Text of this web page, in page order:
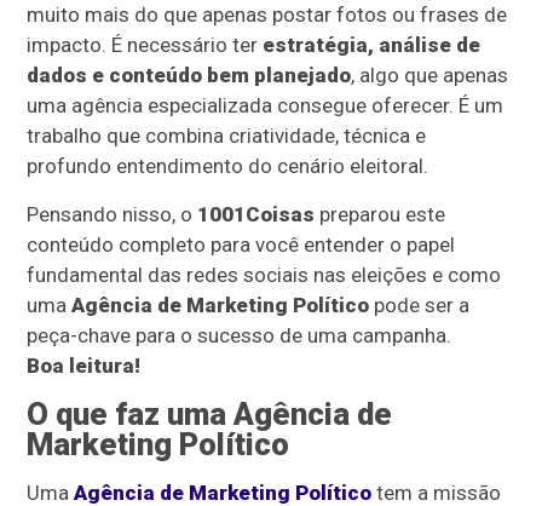
muito mais do que apenas postar fotos ou frases de
impacto. É necessário ter estratégia, análise de
dados e conteúdo bem planejado, algo que apenas
uma agência especializada consegue oferecer. É um
trabalho que combina criatividade, técnica e
profundo entendimento do cenário eleitoral.
Pensando nisso, o 1001Coisas preparou este
conteúdo completo para você entender o papel
fundamental das redes sociais nas eleições e como
umaAgência de Marketing Político pode ser a
peça-chave para o sucesso de uma campanha.
Boa leitura!
O que faz uma Agência de
Marketing Político
UmaAgência de Marketing Político tem a missão